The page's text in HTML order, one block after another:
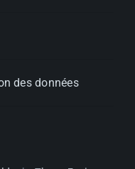
des données